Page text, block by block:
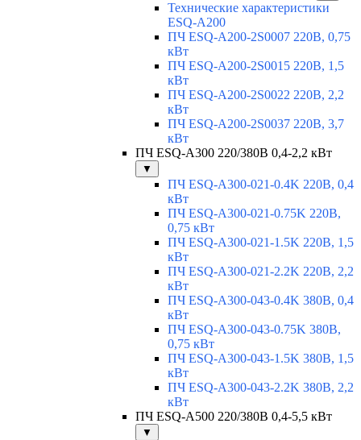
Технические характеристики
ESQ-A200
ПЧ ESQ-A200-2S0007 220В, 0,75
кВт
ПЧ ESQ-A200-2S0015 220В, 1,5
кВт
ПЧ ESQ-A200-2S0022 220В, 2,2
кВт
ПЧ ESQ-A200-2S0037 220В, 3,7
кВт
ПЧ ESQ-A300 220/380В 0,4-2,2 кВт
▼
ПЧ ESQ-A300-021-0.4K 220В, 0,4
кВт
ПЧ ESQ-A300-021-0.75K 220В,
0,75 кВт
ПЧ ESQ-A300-021-1.5K 220В, 1,5
кВт
ПЧ ESQ-A300-021-2.2K 220В, 2,2
кВт
ПЧ ESQ-A300-043-0.4K 380В, 0,4
кВт
ПЧ ESQ-A300-043-0.75K 380В,
0,75 кВт
ПЧ ESQ-A300-043-1.5K 380В, 1,5
кВт
ПЧ ESQ-A300-043-2.2K 380В, 2,2
кВт
ПЧ ESQ-A500 220/380В 0,4-5,5 кВт
▼